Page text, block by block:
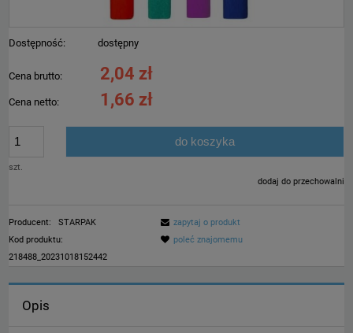
Dostępność: dostępny
Cena brutto: 2,04 zł
Cena netto: 1,66 zł
szt.
do koszyka
dodaj do przechowalni
Producent:
STARPAK
Kod produktu:
218488_20231018152442
zapytaj o produkt
poleć znajomemu
Opis